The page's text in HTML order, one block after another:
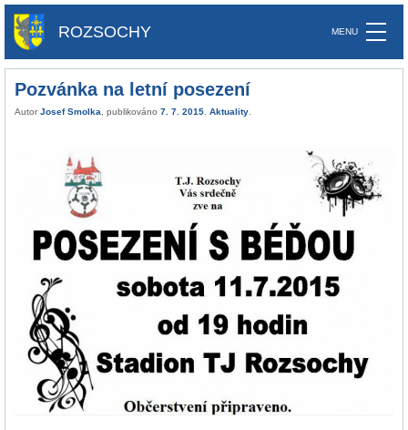
ROZSOCHY
Pozvánka na letní posezení
Autor Josef Smolka , publikováno 7. 7. 2015 Aktuality